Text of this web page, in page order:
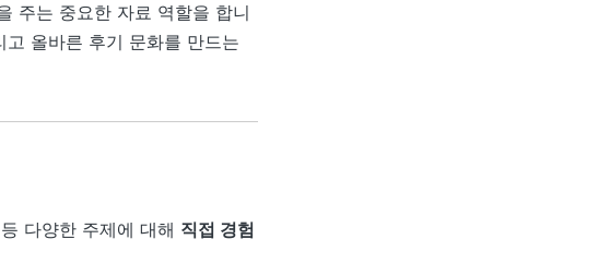
주는 중요한 자료 역할을 합니
올바른 후기 문화를 만드는
다양한 주제에 대해 직접 경험